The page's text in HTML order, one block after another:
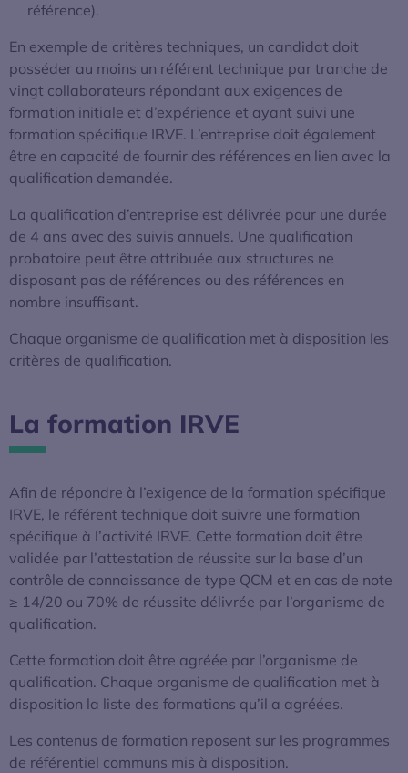
référence).
En exemple de critères techniques, un candidat doit
posséder au moins un référent technique par tranche de
vingt collaborateurs répondant aux exigences de
formation initiale et d’expérience et ayant suivi une
formation spécifique IRVE. L’entreprise doit également
être en capacité de fournir des références en lien avec la
qualification demandée.
La qualification d’entreprise est délivrée pour une durée
de 4 ans avec des suivis annuels. Une qualification
probatoire peut être attribuée aux structures ne
disposant pas de références ou des références en
nombre insuffisant.
Chaque organisme de qualification met à disposition les
critères de qualification.
La formation IRVE
Afin de répondre à l’exigence de la formation spécifique
IRVE, le référent technique doit suivre une formation
spécifique à l’activité IRVE. Cette formation doit être
validée par l’attestation de réussite sur la base d’un
contrôle de connaissance de type QCM et en cas de note
≥ 14/20 ou 70% de réussite délivrée par l’organisme de
qualification.
Cette formation doit être agréée par l’organisme de
qualification. Chaque organisme de qualification met à
disposition la liste des formations qu’il a agréées.
Les contenus de formation reposent sur les programmes
de référentiel communs mis à disposition.